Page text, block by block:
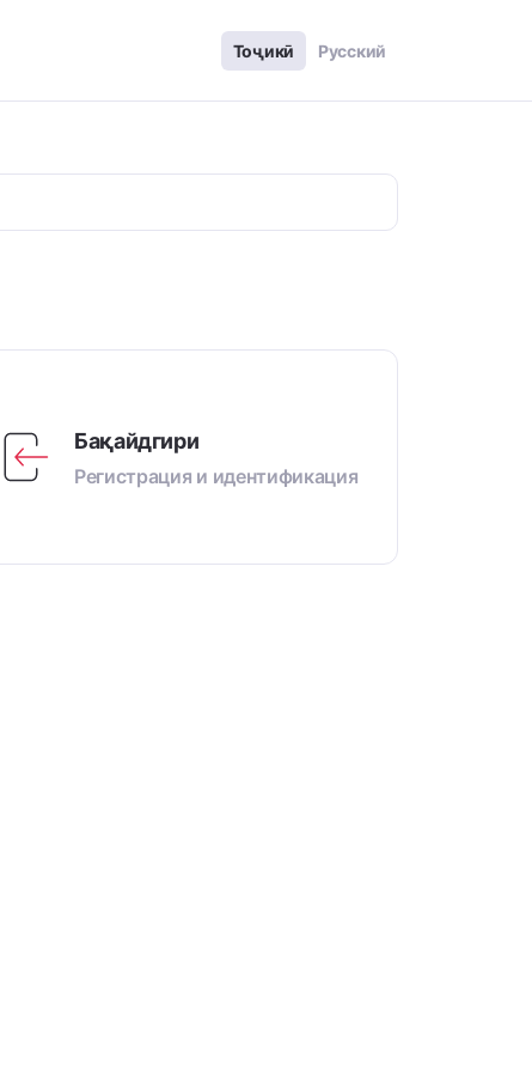
Тоҷикӣ Русский
Бақайдгири
Регистрация и идентификация